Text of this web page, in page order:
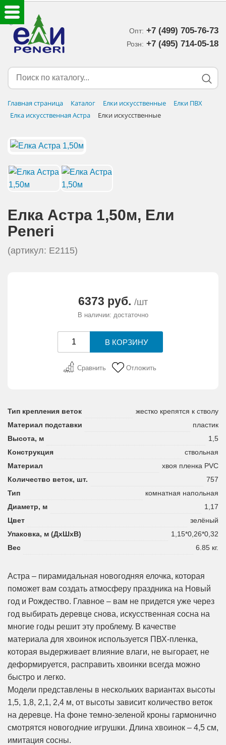
Опт: +7 (499) 705-76-73
Розн: +7 (495) 714-05-18‬
Главная страница Каталог Елки искусственные
Елки ПВХ
Елка искусственная Астра
Елки искусственные
Елка Астра 1,50м, Eли
Peneri
(артикул: E2115)
6373 руб. /шт
В наличии: достаточно
Сравнить Отложить
Тип крепления веток
жестко крепятся к стволу
Материал подставки
пластик
Высота, м
1,5
Конструкция
ствольная
Материал
хвоя пленка PVC
Количество веток, шт.
757
Тип
комнатная напольная
Диаметр, м
1,17
Цвет
зелёный
Упаковка, м (ДхШхВ)
1,15*0,26*0,32
Вес
6.85 кг.
Астра – пирамидальная новогодняя елочка, которая
поможет вам создать атмосферу праздника на Новый
год и Рождество. Главное – вам не придется уже через
год выбирать деревце снова, искусственная сосна на
многие годы решит эту проблему. В качестве
материала для хвоинок используется ПВХ-пленка,
которая выдерживает влияние влаги, не выгорает, не
деформируется, расправить хвоинки всегда можно
быстро и легко.
Модели представлены в нескольких вариантах высоты
1,5, 1,8, 2,1, 2,4 м, от высоты зависит количество веток
на деревце. На фоне темно-зеленой кроны гармонично
смотрятся новогодние игрушки. Длина хвоинок – 4,5 см,
имитация сосны.
ЕЛКИ ИСКУССТВЕННЫЕ
ЕЛОЧНЫЕ УКРАШЕНИЯ
НОВОГОДНИЙ ДЕКОР
ДОСТАВКА В РЕГИОНЫ
ДОСТАВКА
АКЦИИ И ПОДАРКИ
СЕРТИФИКАТЫ